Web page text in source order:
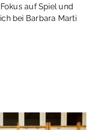
auf Spiel und
bei Barbara Marti